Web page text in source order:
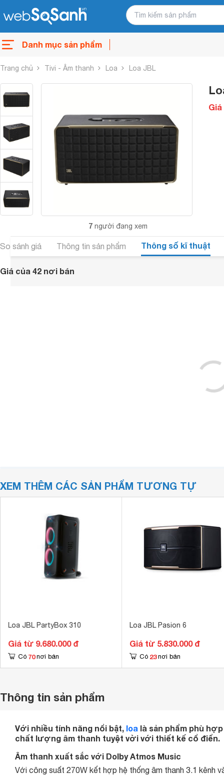
Danh mục sản phẩm
Trang chủ Tivi - Âm thanh Loa Loa JBL
7 người đang xem
Giá
So sánh giá Thông tin sản phẩm Thông số kĩ thuật
Giá của 42 nơi bán
XEM THÊM CÁC SẢN PHẨM TƯƠNG TỰ
Loa JBL PartyBox 310
Giá từ 9.680.000 đ
Có 70 nơi bán
Loa JBL Pasion 6
Giá từ 5.830.000 đ
Có 23 nơi bán
Thông tin sản phẩm
Với nhiều tính năng nổi bật, loa là sản phẩm phù
chất lượng âm thanh tuyệt vời với thiết kế cổ điển​​​​.
Âm thanh xuất sắc với Dolby Atmos Music
Với công suất 270W kết hợp hệ thống âm thanh 3.1 kênh